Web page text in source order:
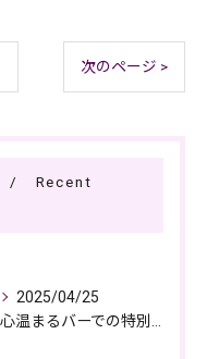
次のページ >
Recent
2025/04/25